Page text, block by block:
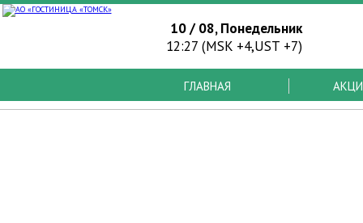
ГЛАВНАЯ
10 / 08, Понедельник
12:27 (MSK +4,UST +7)